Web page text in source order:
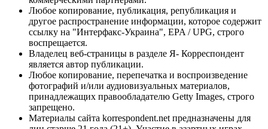
Любое копирование, публикация, републикация и
другое распространение информации, которое содержит
ссылку на "Интерфакс-Украина", EPA / UPG, строго
воспрещается.
Владелец веб-страницы в разделе Я- Корреспондент
является автор публикации.
Любое копирование, перепечатка и воспроизведение
фотографий и/или аудиовизуальных материалов,
принадлежащих правообладателю Getty Images, строго
запрещено.
Материалы сайта korrespondent.net предназначены для